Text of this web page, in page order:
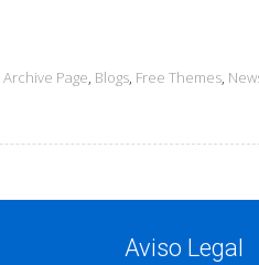
Archive Page, Blogs, Free Themes,
Aviso Legal